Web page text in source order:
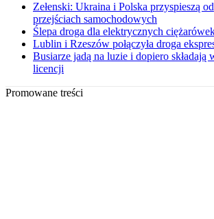
Zełenski: Ukraina i Polska przyspieszą
przejściach samochodowych
Ślepa droga dla elektrycznych
Lublin i Rzeszów połączyła droga
Busiarze jadą na luzie i dopiero składają
licencji
Promowane treści